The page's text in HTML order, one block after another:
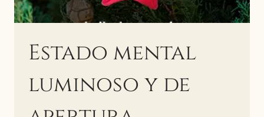
Estado mental
luminoso y de